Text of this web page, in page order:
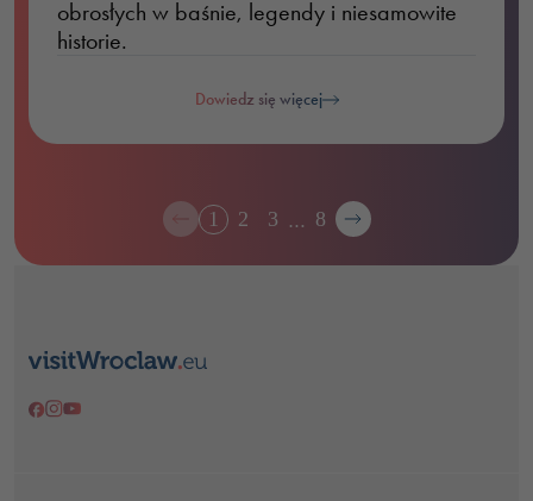
obrosłych w baśnie, legendy i niesamowite
historie.
Dowiedz się więcej
1 2 3 … 8
funkcje znikną ze
Udostępniając
swoje